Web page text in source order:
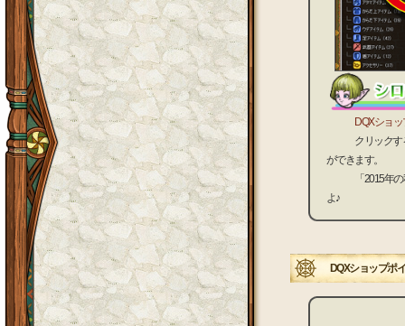
DQXショ
クリックする
ができます。
「2015年の秋
よ♪
DQXショップポ